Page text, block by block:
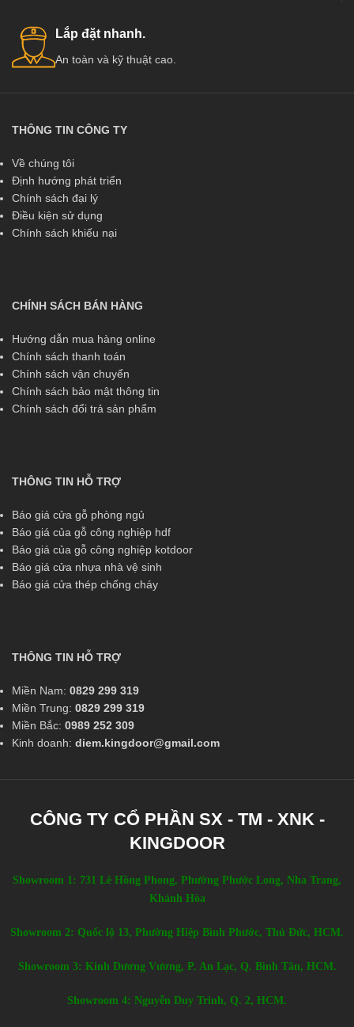
Lắp đặt nhanh.
An toàn và kỹ thuật cao.
THÔNG TIN CÔNG TY
Về chúng tôi
Định hướng phát triển
Chính sách đại lý
Điều kiện sử dụng
Chính sách khiếu nại
CHÍNH SÁCH BÁN HÀNG
Hướng dẫn mua hàng online
Chính sách thanh toán
Chính sách vận chuyển
Chính sách bảo mật thông tin
Chính sách đổi trả sản phẩm
THÔNG TIN HỖ TRỢ
Báo giá cửa gỗ phòng ngủ
Báo giá của gỗ công nghiệp hdf
Báo giá của gỗ công nghiệp kotdoor
Báo giá cửa nhựa nhà vệ sinh
Báo giá cửa thép chống cháy
THÔNG TIN HỖ TRỢ
Miền Nam: 0829 299 319
Miền Trung: 0829 299 319
Miền Bắc: 0989 252 309
Kinh doanh: diem.kingdoor@gmail.com
CÔNG TY CỔ PHẦN SX - TM - XNK -
KINGDOOR
Showroom 1: 731 Lê Hồng Phong, Phường Phước Long, Nha Trang,
Khánh Hòa
Showroom 2: Quốc lộ 13, Phường Hiệp Bình Phước, Thủ Đức, HCM.
Showroom 3: Kinh Dương Vương, P. An Lạc, Q. Bình Tân, HCM.
Showroom 4: Nguyễn Duy Trinh, Q. 2, HCM.